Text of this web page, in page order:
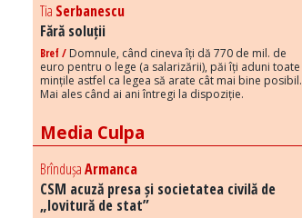
Tia Serbanescu
Fără soluții
Bref / Domnule, când cineva îți dă 770 de mil. de
euro pentru o lege (a salarizării), păi îți aduni toate
mințile astfel ca legea să arate cât mai bine posibil.
Mai ales când ai ani întregi la dispoziție.
Media Culpa
BrîndușaArmanca
CSM acuză presa și societatea civilă de
„lovitură de stat”